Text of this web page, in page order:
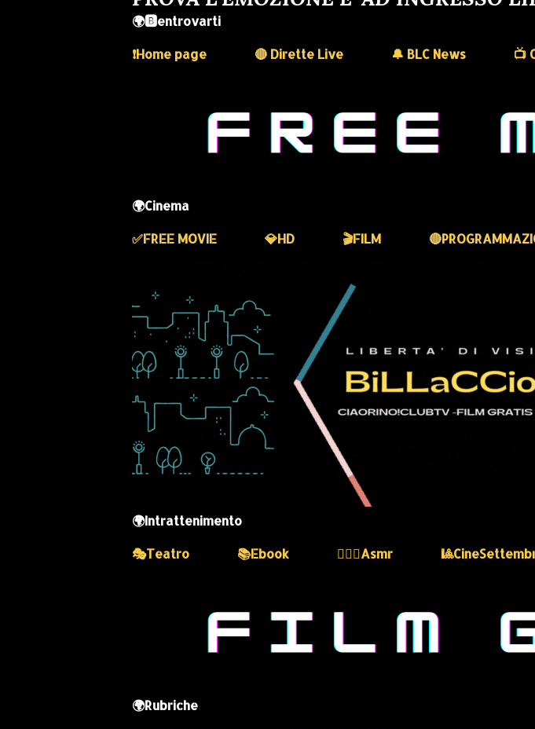
🌍🅱️entrovarti
❗️Home page
🔴 Dirette Live 🔔 BLC News 📺
🌍Cinema
✅️FREE MOVIE
💎HD 🎬FILM
🌍Intrattenimento
🎭Teatro
📚Ebook 💆🏻‍♀️Asmr
🌍Rubriche